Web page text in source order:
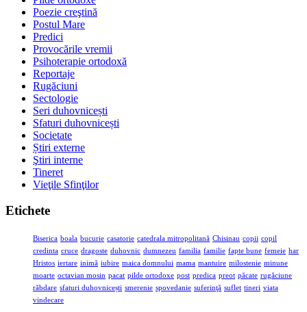
Poezie creştină
Postul Mare
Predici
Provocările vremii
Psihoterapie ortodoxă
Reportaje
Rugăciuni
Sectologie
Seri duhovnicești
Sfaturi duhovnicești
Societate
Știri externe
Ştiri interne
Tineret
Vieţile Sfinţilor
Etichete
Biserica boala bucurie casatorie catedrala mitropolitană Chisinau copii copil
credinta cruce dragoste duhovnic dumnezeu familia familie fapte bune femeie har
Hristos iertare inimă iubire maica domnului mama mantuire milostenie minune
moarte octavian mosin pacat pilde ortodoxe post predica preot păcate rugăciune
răbdare sfaturi duhovnicești smerenie spovedanie suferinţă suflet tineri viata
vindecare